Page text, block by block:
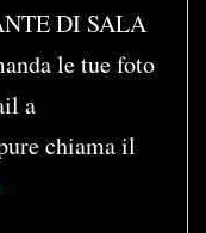
DI SALA
le tue foto
a
chiama il